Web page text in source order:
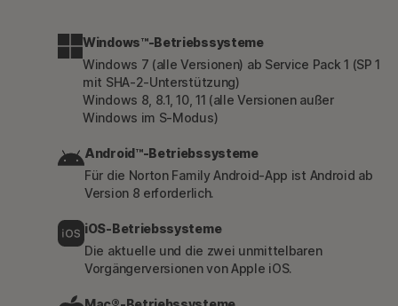
Windows™-Betriebssysteme
Windows 7 (alle Versionen) ab Service Pack 1 (SP 1
mit SHA-2-Unterstützung)
Windows 8, 8.1, 10, 11 (alle Versionen außer
Windows im S-Modus)
Android™-Betriebssysteme
Für die Norton Family Android-App ist Android ab
Version 8 erforderlich.
iOS-Betriebssysteme
Die aktuelle und die zwei unmittelbaren
Vorgängerversionen von Apple iOS.